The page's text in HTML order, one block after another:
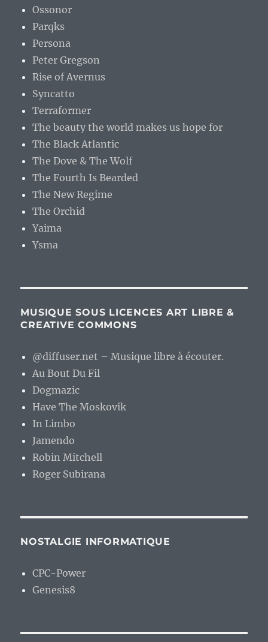
Ossonor
Parqks
Persona
Peter Gregson
Rise of Avernus
Syncatto
Terraformer
The beauty the world makes us hope for
The Black Atlantic
The Dove & The Wolf
The Fourth Is Bearded
The New Regime
The Orchid
Yaima
Ysma
MUSIQUE SOUS LICENCES ART LIBRE &
CREATIVE COMMONS
@diffuser.net – Musique libre à écouter.
Au Bout Du Fil
Dogmazic
Have The Moskovik
In Limbo
Jamendo
Robin Mitchell
Roger Subirana
NOSTALGIE INFORMATIQUE
CPC-Power
Genesis8